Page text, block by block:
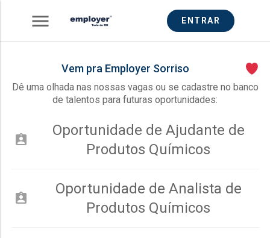
menu ENTRAR
Vem pra Employer Sorriso
Dê uma olhada nas nossas vagas ou se cadastre no banco
de talentos para futuras oportunidades:
assignment_ind
Oportunidade de Ajudante de
Produtos Químicos
assignment_ind
Oportunidade de Analista de
Produtos Químicos